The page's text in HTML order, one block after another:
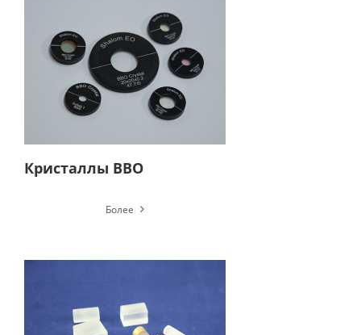
Кристаллы BBO
Более